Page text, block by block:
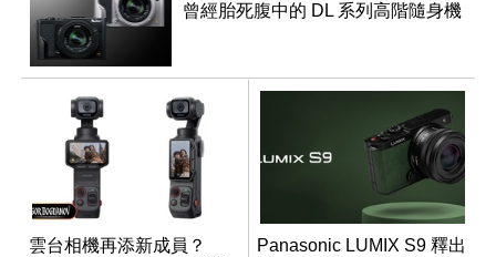
曾經胎死腹中的 DL 系列高階隨身機
雲台相機再添新成員？
Panasonic LUMIX S9 釋出